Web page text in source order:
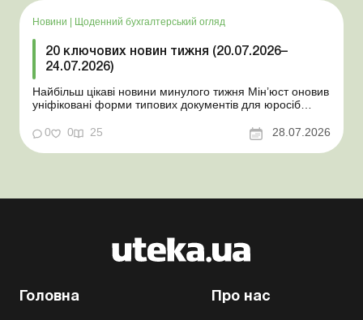
Новини Щоденний бухгалтерський огляд
20 ключових новин тижня (20.07.2026–
24.07.2026)
Найбільш цікаві новини минулого тижня Мін’юст оновив
уніфіковані форми типових документів для юросіб
координаційного центру з організації бронювання У
працівника виявлено статус «у розшуку»: що потрібно
знати роботодавцям Закон про ВП...
0 0 25 28.07.2026
Головна Про нас